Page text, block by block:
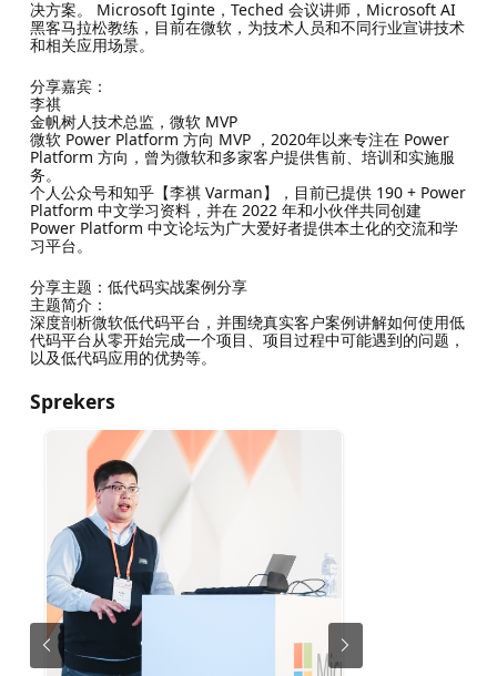
决方案。 Microsoft Iginte，Teched 会议讲师，Microsoft AI
黑客马拉松教练，目前在微软，为技术人员和不同行业宣讲技术
和相关应用场景。
分享嘉宾：
李祺
金帆树人技术总监，微软 MVP
微软 Power Platform 方向 MVP ，2020年以来专注在 Power
Platform 方向，曾为微软和多家客户提供售前、培训和实施服
务。
个人公众号和知乎【李祺 Varman】，目前已提供 190 + Power
Platform 中文学习资料，并在 2022 年和小伙伴共同创建
Power Platform 中文论坛为广大爱好者提供本土化的交流和学
习平台。
分享主题：低代码实战案例分享
主题简介：
深度剖析微软低代码平台，并围绕真实客户案例讲解如何使用低
代码平台从零开始完成一个项目、项目过程中可能遇到的问题，
以及低代码应用的优势等。
Sprekers